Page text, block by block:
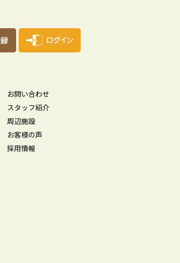
お問い合わせ
スタッフ紹介
周辺施設
お客様の声
採用情報